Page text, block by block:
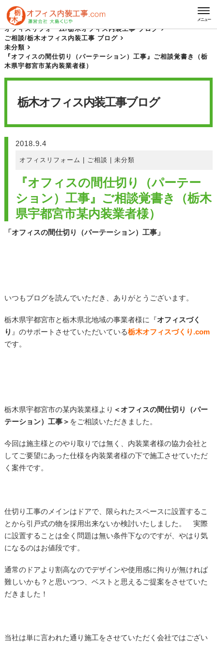
メニュー
HOME
栃木オフィス内装工事 ブログ
オフィスリフォーム/栃木オフィス内装工事 ブログ
ご相談/栃木オフィス内装工事 ブログ
未分類
『オフィスの間仕切り（パーテーション）工事』ご相談覚書き（栃
木県宇都宮市某内装業者様）
栃木オフィス内装工事ブログ
2018.9.4
オフィスリフォーム ご相談 未分類
『オフィスの間仕切り（パーテー
ション）工事』ご相談覚書き（栃木
県宇都宮市某内装業者様）
「オフィスの間仕切り（パーテーション）工事」
いつもブログを読んでいただき、ありがとうございます。
栃木県宇都宮市と栃木県北地域の事業者様に『オフィスづく
り 』のサポートさせていただいている栃木オフィスづくり .com
です。
栃木県宇都宮市の某内装業様より ＜オフィスの間仕切り（パー
テーション）工事＞ をご相談いただきました。
今回は施主様とのやり取りでは無く、内装業者様の協力会社と
してご要望にあった仕様を内装業者様の下で施工させていただ
く案件です。
仕切り工事のメインはドアで、限られたスペースに設置するこ
とから引戸式の物を採用出来ないか検討いたしました。 実際
に設置することは全く問題は無い条件下なのですが、やはり気
になるのはお値段です。
通常のドアより割高なのでデザインや使用感に拘りが無ければ
難しいかも？と思いつつ、ベストと思えるご提案をさせていた
だきました！
当社は単に言われた通り施工をさせていただく会社ではござい